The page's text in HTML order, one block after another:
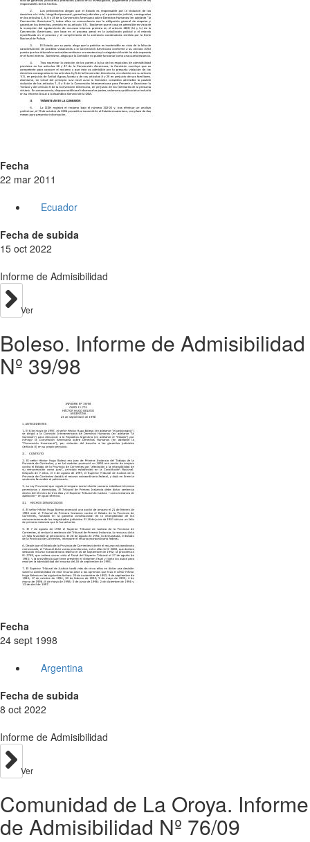
Fecha
22 mar 2011
Ecuador
Fecha de subida
15 oct 2022
Informe de Admisibilidad
Ver
Boleso. Informe de Admisibilidad
Nº 39/98
Fecha
24 sept 1998
Argentina
Fecha de subida
8 oct 2022
Informe de Admisibilidad
Ver
Comunidad de La Oroya. Informe
de Admisibilidad Nº 76/09